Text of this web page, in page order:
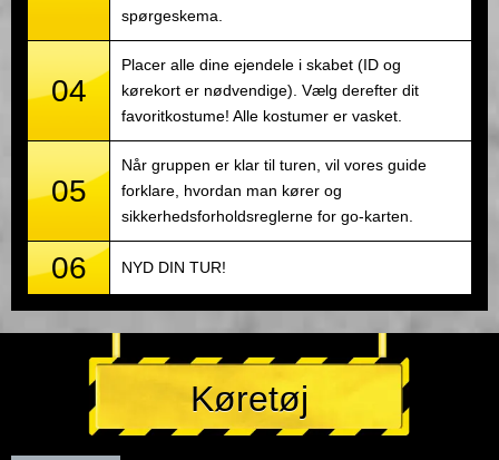
spørgeskema.
04
Placer alle dine ejendele i skabet (ID og
kørekort er nødvendige). Vælg derefter dit
favoritkostume! Alle kostumer er vasket.
05
Når gruppen er klar til turen, vil vores guide
forklare, hvordan man kører og
sikkerhedsforholdsreglerne for go-karten.
06 NYD DIN TUR!
Køretøj